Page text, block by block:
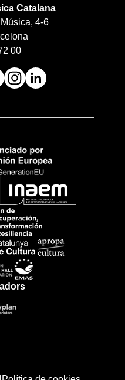
Catalana
4-6
00